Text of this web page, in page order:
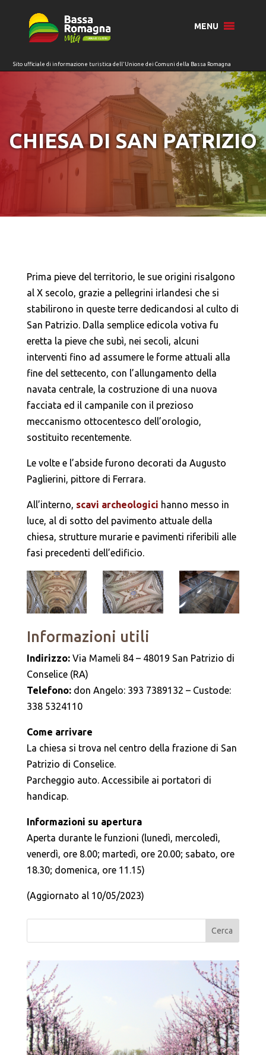
MENU
CHIESA DI SAN PATRIZIO
Prima pieve del territorio, le sue origini risalgono
al X secolo, grazie a pellegrini irlandesi che si
stabilirono in queste terre dedicandosi al culto di
San Patrizio. Dalla semplice edicola votiva fu
eretta la pieve che subì, nei secoli, alcuni
interventi fino ad assumere le forme attuali alla
fine del settecento, con l’allungamento della
navata centrale, la costruzione di una nuova
facciata ed il campanile con il prezioso
meccanismo ottocentesco dell’orologio,
sostituito recentemente.
Le volte e l’abside furono decorati da Augusto
Paglierini, pittore di Ferrara.
All’interno, scavi archeologici hanno messo in
luce, al di sotto del pavimento attuale della
chiesa, strutture murarie e pavimenti riferibili alle
fasi precedenti dell’edificio.
Informazioni utili
Indirizzo: Via Mameli 84 – 48019 San Patrizio di
Conselice (RA)
Telefono: don Angelo: 393 7389132 – Custode:
338 5324110
Come arrivare
La chiesa si trova nel centro della frazione di San
Patrizio di Conselice.
Parcheggio auto. Accessibile ai portatori di
handicap.
Informazioni su apertura
Aperta durante le funzioni (lunedì, mercoledì,
venerdì, ore 8.00; martedì, ore 20.00; sabato, ore
18.30; domenica, ore 11.15)
(Aggiornato al 10/05/2023)